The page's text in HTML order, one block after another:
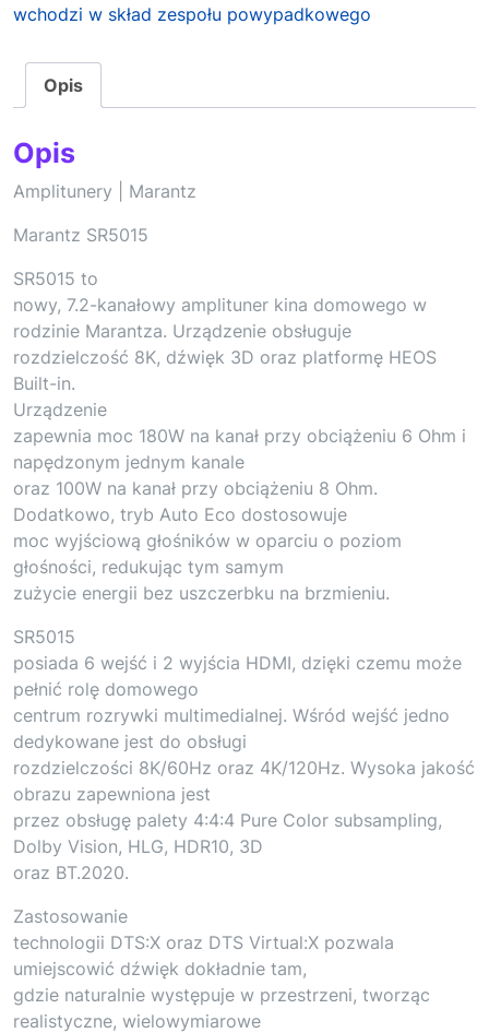
wchodzi w skład zespołu powypadkowego
Opis
Opis
Amplitunery | Marantz
Marantz SR5015
SR5015 to
nowy, 7.2-kanałowy amplituner kina domowego w
rodzinie Marantza. Urządzenie obsługuje
rozdzielczość 8K, dźwięk 3D oraz platformę HEOS
Built-in.
Urządzenie
zapewnia moc 180W na kanał przy obciążeniu 6 Ohm i
napędzonym jednym kanale
oraz 100W na kanał przy obciążeniu 8 Ohm.
Dodatkowo, tryb Auto Eco dostosowuje
moc wyjściową głośników w oparciu o poziom
głośności, redukując tym samym
zużycie energii bez uszczerbku na brzmieniu.
SR5015
posiada 6 wejść i 2 wyjścia HDMI, dzięki czemu może
pełnić rolę domowego
centrum rozrywki multimedialnej. Wśród wejść jedno
dedykowane jest do obsługi
rozdzielczości 8K/60Hz oraz 4K/120Hz. Wysoka jakość
obrazu zapewniona jest
przez obsługę palety 4:4:4 Pure Color subsampling,
Dolby Vision, HLG, HDR10, 3D
oraz BT.2020.
Zastosowanie
technologii DTS:X oraz DTS Virtual:X pozwala
umiejscowić dźwięk dokładnie tam,
gdzie naturalnie występuje w przestrzeni, tworząc
realistyczne, wielowymiarowe